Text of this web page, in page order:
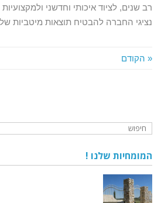
רב שנים, לציוד איכותי וחדשני
נציגי החברה להבטיח תוצאות מיטביות
« הקודם
המומחיות שלנו !